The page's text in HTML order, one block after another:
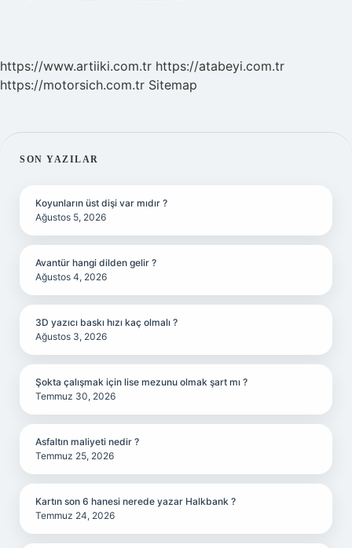
https://www.artiiki.com.tr https://atabeyi.com.tr
https://motorsich.com.tr Sitemap
SIDEBAR
SON YAZILAR
Koyunların üst dişi var mıdır ?
Ağustos 5, 2026
Avantür hangi dilden gelir ?
Ağustos 4, 2026
3D yazıcı baskı hızı kaç olmalı ?
Ağustos 3, 2026
Şokta çalışmak için lise mezunu olmak şart mı ?
Temmuz 30, 2026
Asfaltın maliyeti nedir ?
Temmuz 25, 2026
Kartın son 6 hanesi nerede yazar Halkbank ?
Temmuz 24, 2026